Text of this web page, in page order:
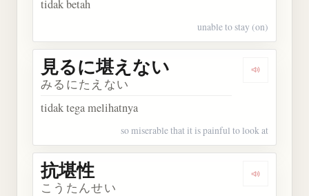
tidak betah
unable to stay (on)
Dengarkan
見るに堪えない
みるにたえない
tidak tega melihatnya
so miserable that it is painful to look at
Dengarkan
抗堪性
こうたんせい